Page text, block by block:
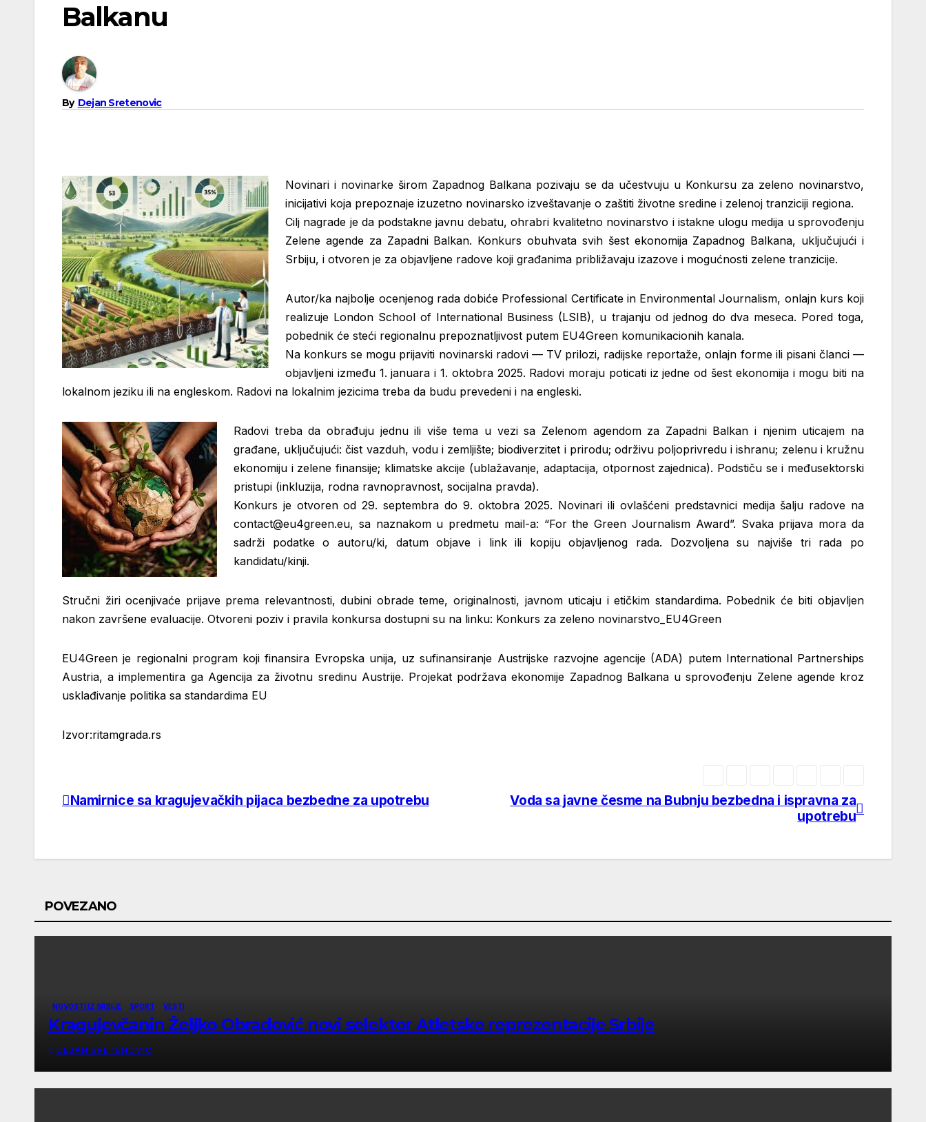
Balkanu
By Dejan Sretenovic
Novinari i novinarke širom Zapadnog Balkana pozivaju se da učestvuju u Konkursu za zeleno novinarstvo,
inicijativi koja prepoznaje izuzetno novinarsko izveštavanje o zaštiti životne sredine i zelenoj tranziciji regiona.
Cilj nagrade je da podstakne javnu debatu, ohrabri kvalitetno novinarstvo i istakne ulogu medija u sprovođenju
Zelene agende za Zapadni Balkan. Konkurs obuhvata svih šest ekonomija Zapadnog Balkana, uključujući i
Srbiju, i otvoren je za objavljene radove koji građanima približavaju izazove i mogućnosti zelene tranzicije.
Autor/ka najbolje ocenjenog rada dobiće Professional Certificate in Environmental Journalism, onlajn kurs koji
realizuje London School of International Business (LSIB), u trajanju od jednog do dva meseca. Pored toga,
pobednik će steći regionalnu prepoznatljivost putem EU4Green komunikacionih kanala.
Na konkurs se mogu prijaviti novinarski radovi — TV prilozi, radijske reportaže, onlajn forme ili pisani članci —
objavljeni između 1. januara i 1. oktobra 2025. Radovi moraju poticati iz jedne od šest ekonomija i mogu biti na
lokalnom jeziku ili na engleskom. Radovi na lokalnim jezicima treba da budu prevedeni i na engleski.
Radovi treba da obrađuju jednu ili više tema u vezi sa Zelenom agendom za Zapadni Balkan i njenim uticajem na
građane, uključujući: čist vazduh, vodu i zemljište; biodiverzitet i prirodu; održivu poljoprivredu i ishranu; zelenu i kružnu
ekonomiju i zelene finansije; klimatske akcije (ublažavanje, adaptacija, otpornost zajednica). Podstiču se i međusektorski
pristupi (inkluzija, rodna ravnopravnost, socijalna pravda).
Konkurs je otvoren od 29. septembra do 9. oktobra 2025. Novinari ili ovlašćeni predstavnici medija šalju radove na
contact@eu4green.eu, sa naznakom u predmetu mail-a: “For the Green Journalism Award”. Svaka prijava mora da
sadrži podatke o autoru/ki, datum objave i link ili kopiju objavljenog rada. Dozvoljena su najviše tri rada po
kandidatu/kinji.
Stručni žiri ocenjivaće prijave prema relevantnosti, dubini obrade teme, originalnosti, javnom uticaju i etičkim standardima. Pobednik će biti objavljen
nakon završene evaluacije. Otvoreni poziv i pravila konkursa dostupni su na linku: Konkurs za zeleno novinarstvo_EU4Green
EU4Green je regionalni program koji finansira Evropska unija, uz sufinansiranje Austrijske razvojne agencije (ADA) putem International Partnerships
Austria, a implementira ga Agencija za životnu sredinu Austrije. Projekat podržava ekonomije Zapadnog Balkana u sprovođenju Zelene agende kroz
usklađivanje politika sa standardima EU
Izvor:ritamgrada.rs
Post
Voda sa javne česme na Bubnju bezbedna i ispravna za
upotrebu
Namirnice sa kragujevačkih pijaca bezbedne za upotrebu
POVEZANO
NOVOSTI IZ SRBIJE SPORT VESTI
Kragujevčanin Željko Obradović novi selektor Atletske reprezentacije Srbije
DEJAN SRETENOVIC